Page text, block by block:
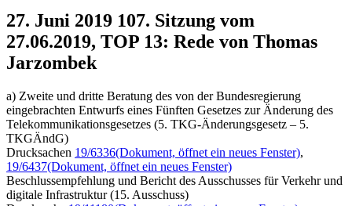
27. Juni 2019 107. Sitzung vom
27.06.2019, TOP 13: Rede von Thomas
Jarzombek
a) Zweite und dritte Beratung des von der Bundesregierung
eingebrachten Entwurfs eines Fünften Gesetzes zur Änderung des
Telekommunikationsgesetzes (5. TKG-Änderungsgesetz – 5.
TKGÄndG)
Drucksachen 19/6336(Dokument, öffnet ein neues Fenster),
19/6437(Dokument, öffnet ein neues Fenster)
Beschlussempfehlung und Bericht des Ausschusses für Verkehr und
digitale Infrastruktur (15. Ausschuss)